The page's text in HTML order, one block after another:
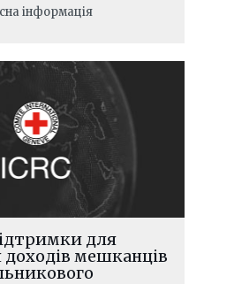
інформація
для
доходів мешканців